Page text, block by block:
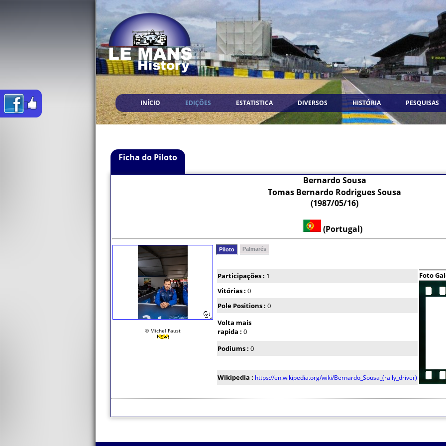
INÍCIO EDIÇÕES ESTATISTICA DIVERSOS HISTÓRIA PESQUISAS
Ficha do Piloto
Bernardo Sousa
Tomas Bernardo Rodrigues Sousa
(1987/05/16)
(Portugal)
© Michel Faust
Piloto Palmarés
Participações : 1
Foto
Vitórias : 0
Pole Positions : 0
Volta mais
rapida : 0
Podiums : 0
Wikipedia : https://en.wikipedia.org/wiki/Bernardo_Sousa_(rally_driver)